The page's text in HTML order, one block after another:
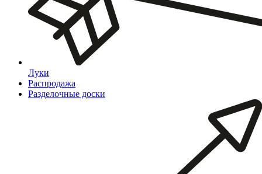
Луки
Распродажа
Разделочные доски